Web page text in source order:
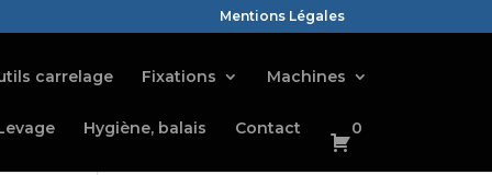
Mentions Légales
carrelage Fixations Machines
Hygiène, balais Contact 0